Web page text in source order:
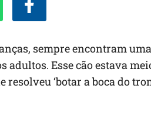
sempre encontram
adultos. Esse cão estava
resolveu ‘botar a boca do